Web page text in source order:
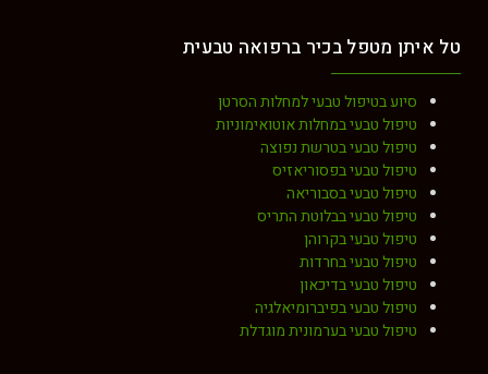
טל איתן מטפל בכיר ברפואה טבעית
סיוע בטיפול טבעי למחלות הסרטן
טיפול טבעי במחלות אוטואימוניות
טיפול טבעי בטרשת נפוצה
טיפול טבעי בפסוריאזיס
טיפול טבעי בסבוריאה
טיפול טבעי בבלוטת התריס
טיפול טבעי בקרוהן
טיפול טבעי בחרדות
טיפול טבעי בדיכאון
טיפול טבעי בפיברומיאלגיה
טיפול טבעי בערמונית מוגדלת